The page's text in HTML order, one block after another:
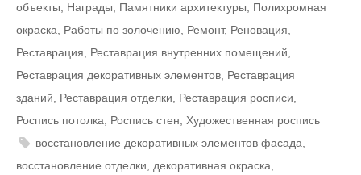
объекты, Награды, Памятники архитектуры, Полихромная
окраска, Работы по золочению, Ремонт, Реновация,
Реставрация, Реставрация внутренних помещений,
Реставрация декоративных элементов, Реставрация
зданий, Реставрация отделки, Реставрация росписи,
Роспись потолка, Роспись стен, Художественная роспись
восстановление декоративных элементов фасада,
восстановление отделки, декоративная окраска,